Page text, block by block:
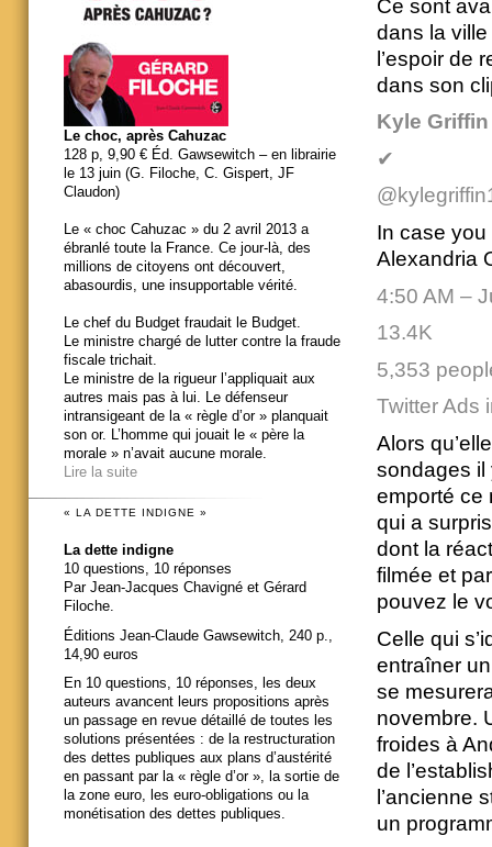
Ce sont
dans la
l’espoir de
dans son
Kyle Griffin
✔
In case you
Alexandria
4:50 AM –
13.4K
5,353
Twitter Ads
Alors
sondages il
emporté ce
qui a
dont la
filmée et
pouvez le
Celle qui
entraîner
se
novembre.
froides à
de
l’ancienne
un
Le choc, après Cahuzac
128 p, 9,90 € Éd. Gawsewitch – en librairie
le 13 juin (G. Filoche, C. Gispert, JF
Claudon)
Le « choc Cahuzac » du 2 avril 2013 a
ébranlé toute la France. Ce jour-là, des
millions de citoyens ont découvert,
abasourdis, une insupportable vérité.
Le chef du Budget fraudait le Budget.
Le ministre chargé de lutter contre la fraude
fiscale trichait.
Le ministre de la rigueur l’appliquait aux
autres mais pas à lui. Le défenseur
intransigeant de la « règle d’or » planquait
son or. L’homme qui jouait le « père la
morale » n’avait aucune morale.
Lire la suite
« LA DETTE INDIGNE »
La dette indigne
10 questions, 10 réponses
Par Jean-Jacques Chavigné et Gérard
Filoche.
Éditions Jean-Claude Gawsewitch, 240 p.,
14,90 euros
En 10 questions, 10 réponses, les deux
auteurs avancent leurs propositions après
un passage en revue détaillé de toutes les
solutions présentées : de la restructuration
des dettes publiques aux plans d’austérité
en passant par la « règle d’or », la sortie de
la zone euro, les euro-obligations ou la
monétisation des dettes publiques.